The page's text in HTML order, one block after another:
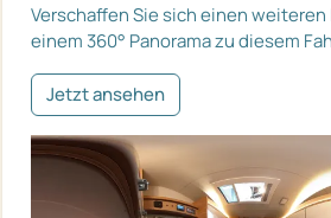
Verschaffen Sie sich einen
einem 360° Panorama zu diesem
Jetzt ansehen